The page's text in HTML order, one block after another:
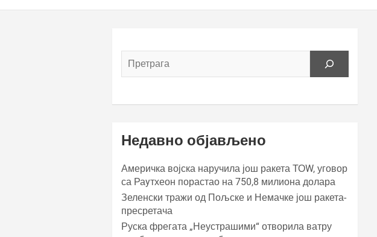
Недавно објављено
Америчка војска наручила још ракета ТОW, уговор
са Раyтхеон порастао на 750,8 милиона долара
Зеленски тражи од Пољске и Немачке још ракета-
пресретача
Руска фрегата „Неустрашими“ отворила ватру